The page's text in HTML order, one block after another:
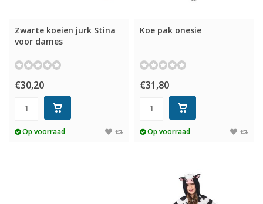
Zwarte koeien jurk Stina
voor dames
€30,20
Op voorraad
Koe pak onesie
€31,80
Op voorraad